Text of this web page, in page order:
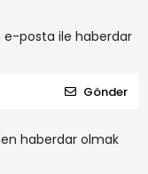
e-posta ile haberdar
Gönder
haberdar olmak